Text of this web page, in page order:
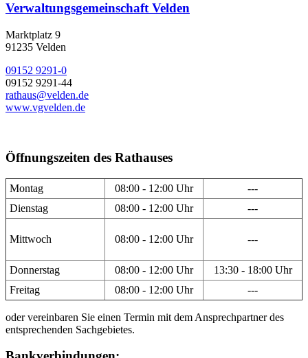
Verwaltungsgemeinschaft Velden
Marktplatz 9
91235 Velden
09152 9291-0
09152 9291-44
rathaus@velden.de
www.vgvelden.de
Öffnungszeiten des Rathauses
Montag 08:00 - 12:00 Uhr
---
Dienstag
08:00 - 12:00 Uhr ---
Mittwoch 08:00 - 12:00 Uhr ---
Donnerstag 08:00 - 12:00 Uhr
13:30 - 18:00 Uhr
Freitag
08:00 - 12:00 Uhr ---
oder vereinbaren Sie einen Termin mit dem Ansprechpartner des
entsprechenden Sachgebietes.